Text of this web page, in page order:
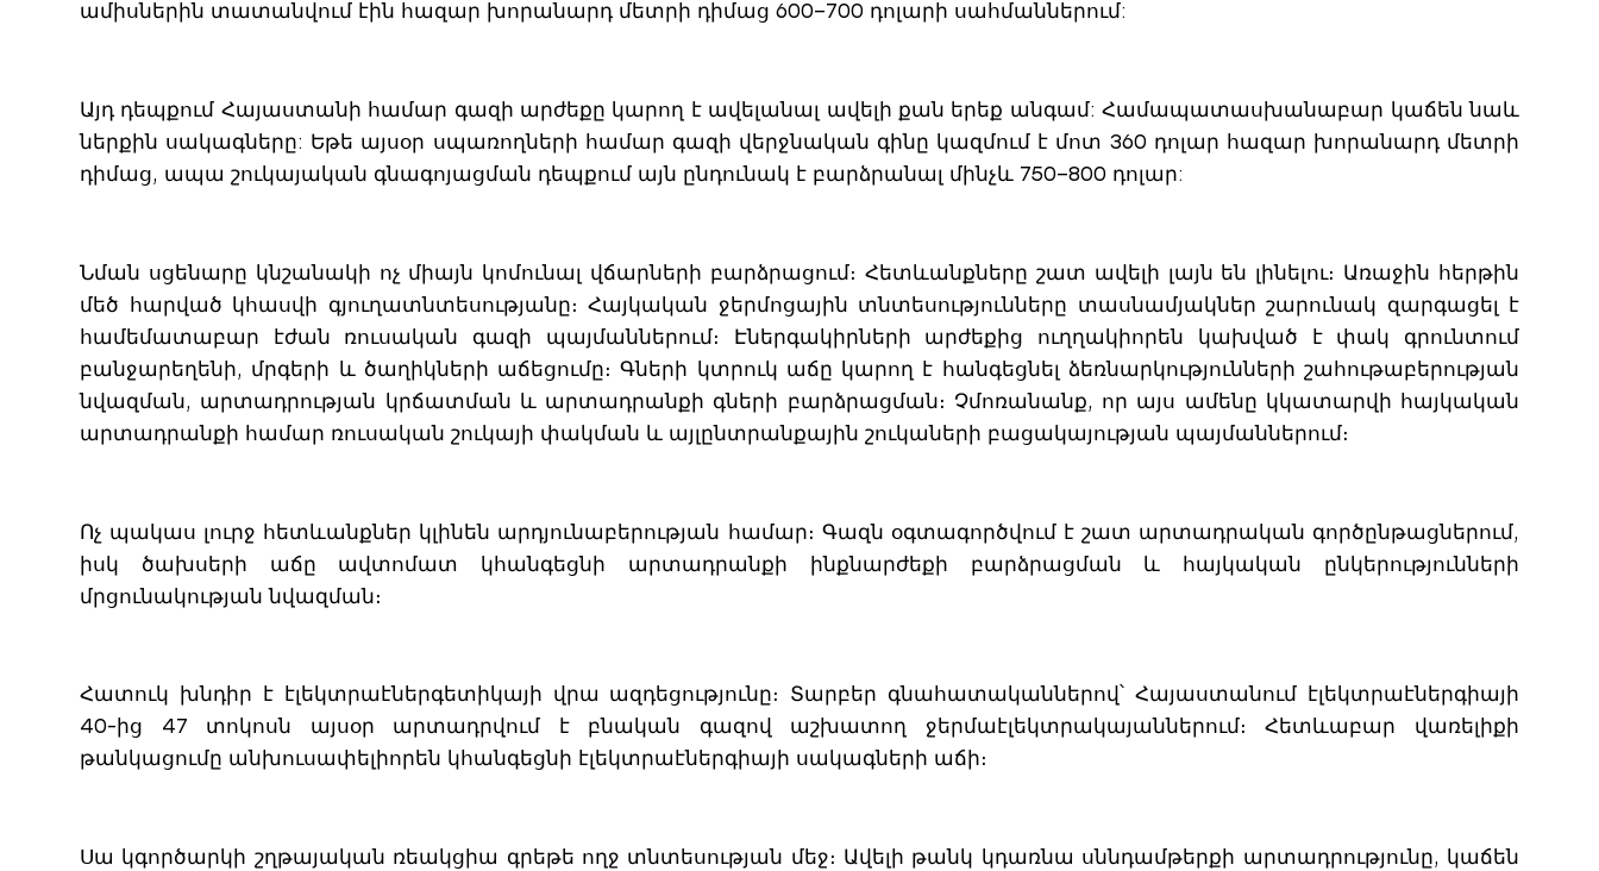
ամիսներին տատանվում էին հազար խորանարդ մետրի դիմաց 600–700 դոլարի սահմաններում:
Այդ դեպքում Հայաստանի համար գազի արժեքը կարող է ավելանալ ավելի քան երեք անգամ: Համապատասխանաբար կաճեն նաև
ներքին սակագները: Եթե այսօր սպառողների համար գազի վերջնական գինը կազմում է մոտ 360 դոլար հազար խորանարդ մետրի
դիմաց, ապա շուկայական գնագոյացման դեպքում այն ընդունակ է բարձրանալ մինչև 750–800 դոլար:
Նման սցենարը կնշանակի ոչ միայն կոմունալ վճարների բարձրացում։ Հետևանքները շատ ավելի լայն են լինելու։ Առաջին հերթին
մեծ հարված կհասվի գյուղատնտեսությանը։ Հայկական ջերմոցային տնտեսությունները տասնամյակներ շարունակ զարգացել է
համեմատաբար էժան ռուսական գազի պայմաններում։ Էներգակիրների արժեքից ուղղակիորեն կախված է փակ գրունտում
բանջարեղենի, մրգերի և ծաղիկների աճեցումը։ Գների կտրուկ աճը կարող է հանգեցնել ձեռնարկությունների շահութաբերության
նվազման, արտադրության կրճատման և արտադրանքի գների բարձրացման։ Չմոռանանք, որ այս ամենը կկատարվի հայկական
արտադրանքի համար ռուսական շուկայի փակման և այլընտրանքային շուկաների բացակայության պայմաններում։
Ոչ պակաս լուրջ հետևանքներ կլինեն արդյունաբերության համար։ Գազն օգտագործվում է շատ արտադրական գործընթացներում,
իսկ ծախսերի աճը ավտոմատ կհանգեցնի արտադրանքի ինքնարժեքի բարձրացման և հայկական ընկերությունների
մրցունակության նվազման։
Հատուկ խնդիր է էլեկտրաէներգետիկայի վրա ազդեցությունը։ Տարբեր գնահատականներով՝ Հայաստանում էլեկտրաէներգիայի
40-ից 47 տոկոսն այսօր արտադրվում է բնական գազով աշխատող ջերմաէլեկտրակայաններում։ Հետևաբար վառելիքի
թանկացումը անխուսափելիորեն կհանգեցնի էլեկտրաէներգիայի սակագների աճի։
Սա կգործարկի շղթայական ռեակցիա գրեթե ողջ տնտեսության մեջ։ Ավելի թանկ կդառնա սննդամթերքի արտադրությունը, կաճեն